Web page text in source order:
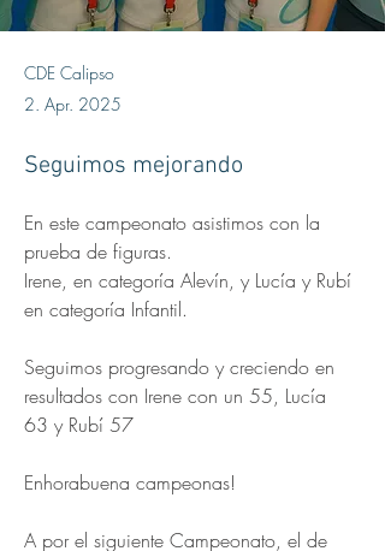
CDE Calipso
2. Apr. 2025
Seguimos mejorando
En este campeonato asistimos con la
prueba de figuras.
Irene, en categoría Alevín, y Lucía y Rubí
en categoría Infantil.
Seguimos progresando y creciendo en
resultados con Irene con un 55, Lucía
63 y Rubí 57
Enhorabuena campeonas!
A por el siguiente Campeonato, el de